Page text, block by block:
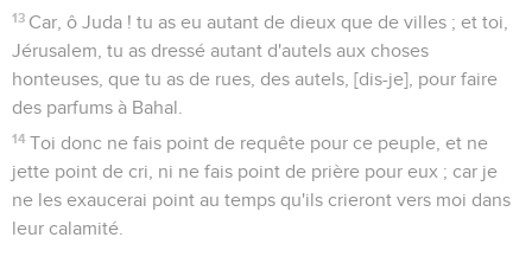
13 Car, ô Juda ! tu as eu autant de dieux que de villes ; et toi,
Jérusalem, tu as dressé autant d'autels aux choses
honteuses, que tu as de rues, des autels, [dis-je], pour faire
des parfums à Bahal.
14 Toi donc ne fais point de requête pour ce peuple, et ne
jette point de cri, ni ne fais point de prière pour eux ; car je
ne les exaucerai point au temps qu'ils crieront vers moi dans
leur calamité.